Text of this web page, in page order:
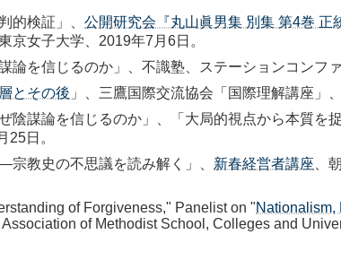
的検証」、 公開研究会『丸山眞男集 別集 第4巻 正
東京女子大学、2019年7月6日。
を信じるのか」、不識塾、ステーションコンフ
とその後 」、三鷹国際交流協会「国際理解講座」
謀論を信じるのか」、「大局的視点から本質を
25日。
教史の不思議を読み解く」、 新春経営者講座 、
of Forgiveness," Panelist on "Nationalism,
of Methodist School, Colleges and